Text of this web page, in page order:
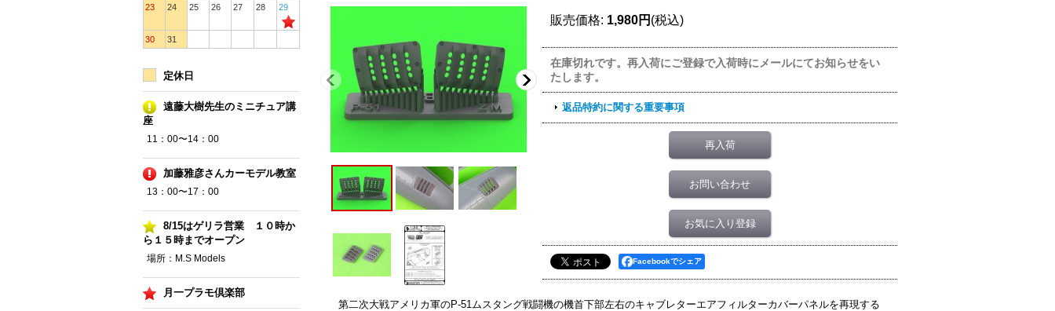
23
24 25 26 27 28 29
30 31
定休日
遠藤大樹先生のミニチュア講
座
11：00〜14：00
加藤雅彦さんカーモデル教室
13：00〜17：00
8/15はゲリラ営業 １０時か
ら１５時までオープン
場所：M.S Models
月一プラモ倶楽部
販売価格: 1,980円 (税込)
在庫切れです。再入荷にご登録で入荷時にメールにてお知らせをい
たします。
返品特約に関する重要事項
再入荷
お問い合わせ
お気に入り登録
Facebookでシェア
第二次大戦アメリカ軍のP-51ムスタング戦闘機の機首下部左右のキャブレターエアフィルターカバーパネルを再現する